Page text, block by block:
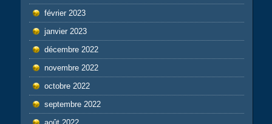
février 2023
janvier 2023
décembre 2022
novembre 2022
octobre 2022
septembre 2022